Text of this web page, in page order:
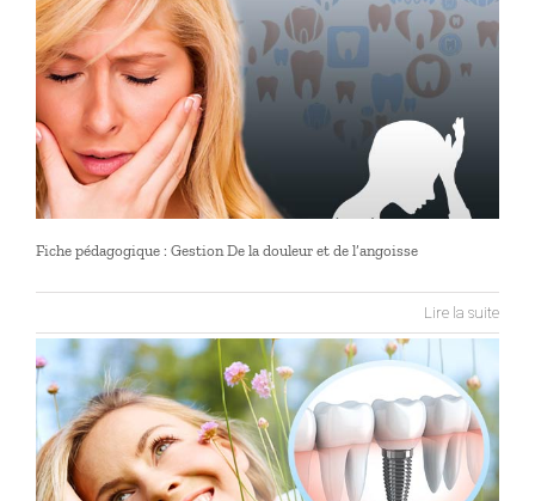
Fiche pédagogique : Gestion De la douleur et de l’angoisse
Lire la suite